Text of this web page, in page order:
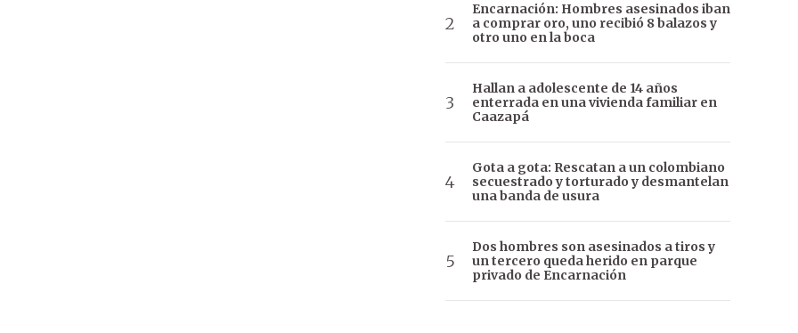
Encarnación: Hombres asesinados iban
a comprar oro, uno recibió 8 balazos y
otro uno en la boca
Hallan a adolescente de 14 años
enterrada en una vivienda familiar en
Caazapá
Gota a gota: Rescatan a un colombiano
secuestrado y torturado y desmantelan
una banda de usura
Dos hombres son asesinados a tiros y
un tercero queda herido en parque
privado de Encarnación